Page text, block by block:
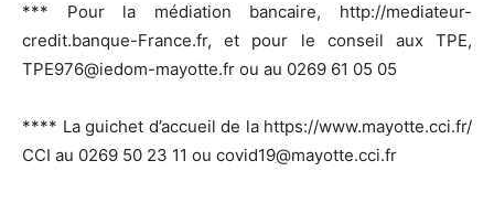
*** Pour la médiation bancaire, http://mediateur-
credit.banque-France.fr, et pour le conseil aux TPE,
TPE976@iedom-mayotte.fr ou au 0269 61 05 05
**** La guichet d’accueil de la https://www.mayotte.cci.fr/
CCI au 0269 50 23 11 ou covid19@mayotte.cci.fr